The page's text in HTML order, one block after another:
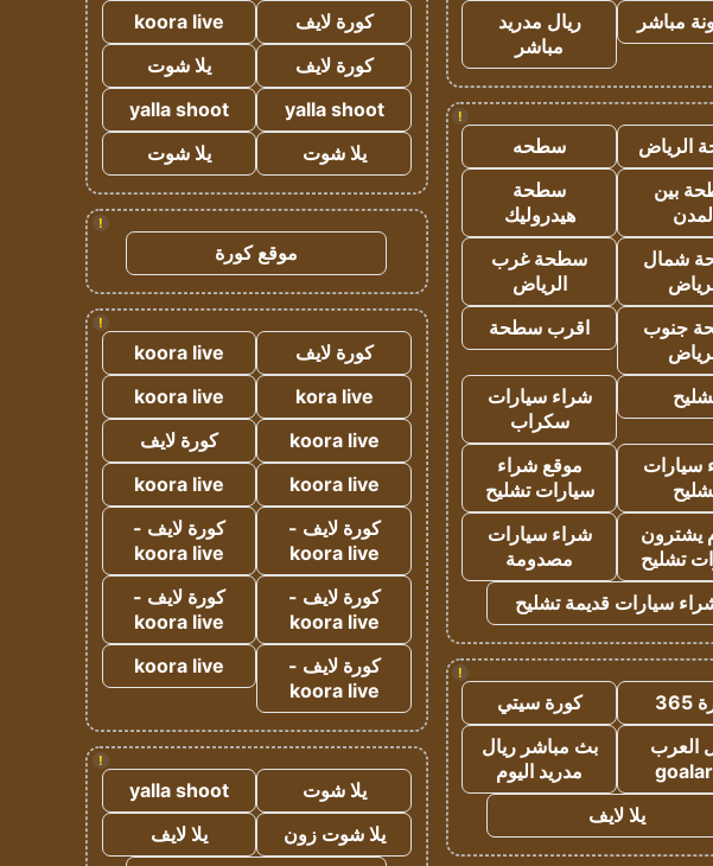
مباشر
ريال مدريد
مباشر
!
الرياض
سطحه
بين
سطحة
هيدروليك
شمال
سطحة غرب
الرياض
جنوب
اقرب سطحة
شراء سيارات
سكراب
سيارات
موقع شراء
سيارات تشليح
يشترون
تشليح
شراء سيارات
مصدومة
سيارات قديمة تشليح
!
كورة سيتي
العرب
بث مباشر ريال
مدريد اليوم
يلا لايف
كورة لايف
koora live
كورة لايف
يلا شوت
yalla shoot
yalla shoot
يلا شوت
يلا شوت
!
موقع كورة
!
كورة لايف
koora live
kora live
koora live
koora live
كورة لايف
koora live
koora live
كورة لايف -
koora live
كورة لايف -
koora live
كورة لايف -
koora live
كورة لايف -
koora live
كورة لايف -
koora live
koora live
!
يلا شوت
yalla shoot
يلا شوت زون
يلا لايف